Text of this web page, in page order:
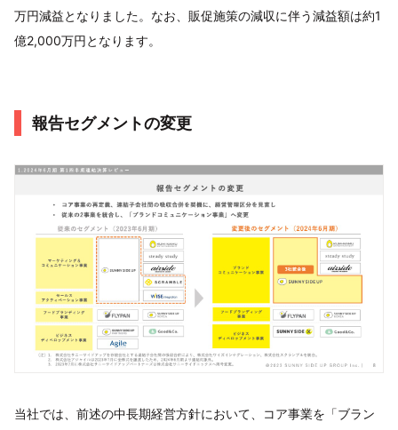
万円減益となりました。なお、販促施策の減収に伴う減益額は約1
億2,000万円となります。
報告セグメントの変更
当社では、前述の中長期経営方針において、コア事業を「ブラン